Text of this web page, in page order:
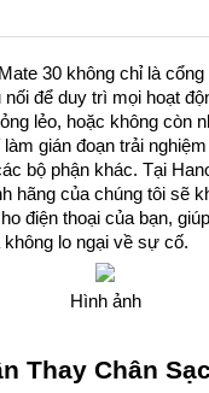
30 không chỉ là
để duy trì mọi hoạt
lẻo, hoặc không còn
gián đoạn trải
bộ phận khác. Tại
hãng của chúng tôi sẽ
điện thoại của bạn,
lo ngại về sự cố.
Hình ảnh
Thay Chân